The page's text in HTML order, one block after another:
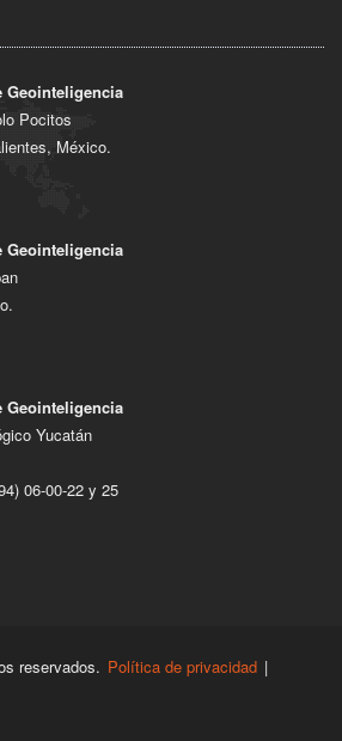
Geointeligencia
Pocitos
México.
Geointeligencia
Geointeligencia
Yucatán
06-00-22 y 25
reservados. Política de privacidad |